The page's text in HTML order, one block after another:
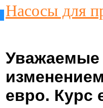
Насосы для
Уважаемые
евро. Курс